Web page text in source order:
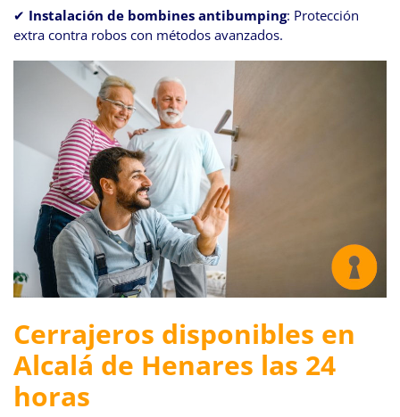
✔ Instalación de bombines antibumping: Protección
extra contra robos con métodos avanzados.
Cerrajeros disponibles en
Alcalá de Henares las 24
horas